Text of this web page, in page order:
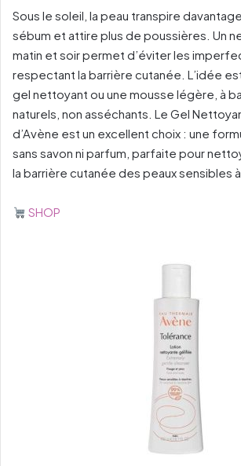
Sous le soleil, la peau transpire
sébum et attire plus de poussières. Un
matin et soir permet d’éviter les
respectant la barrière cutanée. L’idée
gel nettoyant ou une mousse légère, à
naturels, non asséchants. Le Gel
d’Avène est un excellent choix : une
sans savon ni parfum, parfaite pour
la barrière cutanée des peaux sensibles
SHOP